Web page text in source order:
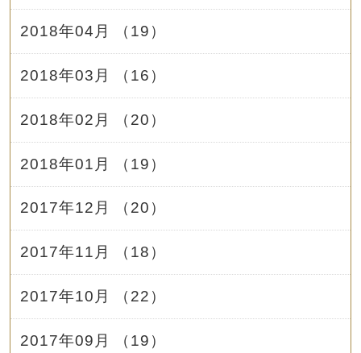
2018年04月 （19）
2018年03月 （16）
2018年02月 （20）
2018年01月 （19）
2017年12月 （20）
2017年11月 （18）
2017年10月 （22）
2017年09月 （19）